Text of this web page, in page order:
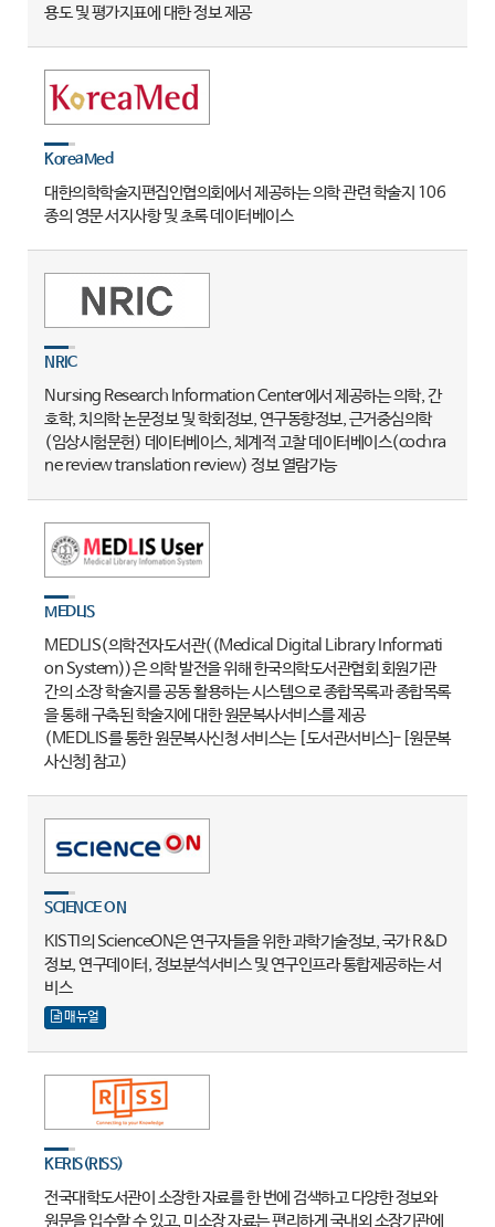
용도 및 평가지표에 대한 정보 제공
KoreaMed
대한의학학술지편집인협의회에서 제공하는 의학 관련 학술지 106
종의 영문 서지사항 및 초록 데이터베이스
NRIC
Nursing Research Information Center에서 제공하는 의학, 간
호학, 치의학 논문정보 및 학회정보, 연구동향정보, 근거중심의학
(임상시험문헌) 데이터베이스, 체계적 고찰 데이터베이스(cochra
ne review translation review) 정보 열람가능
MEDLIS
MEDLIS(의학전자도서관((Medical Digital Library Informati
on System))은 의학 발전을 위해 한국의학도서관협회 회원기관
간의 소장 학술지를 공동 활용하는 시스템으로 종합목록과 종합목록
을 통해 구축된 학술지에 대한 원문복사서비스를 제공
(MEDLIS를 통한 원문복사신청 서비스는 [도서관서비스]-[원문복
사신청] 참고)
SCIENCE ON
KISTI의 ScienceON은 연구자들을 위한 과학기술정보, 국가 R&D
정보, 연구데이터, 정보분석서비스 및 연구인프라 통합제공하는 서
비스
매뉴얼
KERIS(RISS)
전국대학도서관이 소장한 자료를 한 번에 검색하고 다양한 정보와
원문을 입수할 수 있고, 미소장 자료는 편리하게 국내외 소장기관에